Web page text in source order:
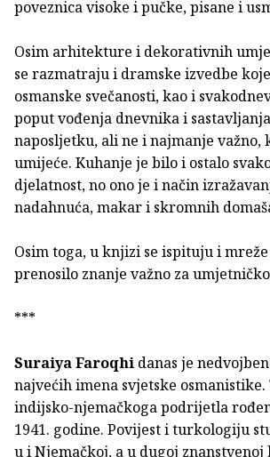
poveznica visoke i pučke, pisane i
Osim arhitekture i dekorativnih
se razmatraju i dramske izvedbe
osmanske svečanosti, kao i
poput vođenja dnevnika i
naposljetku, ali ne i najmanje važno,
umijeće. Kuhanje je bilo i ostalo
djelatnost, no ono je i način
nadahnuća, makar i skromnih
Osim toga, u knjizi se ispituju i
prenosilo znanje važno za
***
Suraiya Faroqhi danas je
najvećih imena svjetske osmanistike.
indijsko-njemačkoga podrijetla
1941. godine. Povijest i turkologiju
u i Njemačkoj, a u dugoj